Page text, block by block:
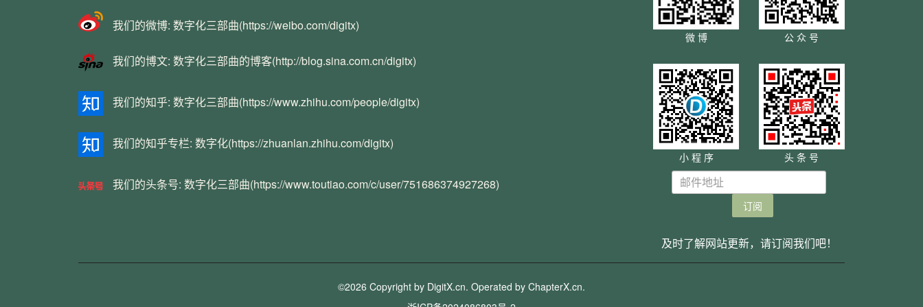
我们的微博: 数字化三部曲(https://weibo.com/digitx)
我们的博文: 数字化三部曲的博客(http://blog.sina.com.cn/digitx)
我们的知乎: 数字化三部曲(https://www.zhihu.com/people/digitx)
我们的知乎专栏: 数字化(https://zhuanlan.zhihu.com/digitx)
我们的头条号: 数字化三部曲(https://www.toutiao.com/c/user/751686374927268)
微 博 公 众 号
小 程 序 头 条 号
及时了解网站更新，请订阅我们吧！
©2026 Copyright by DigitX.cn. Operated by ChapterX.cn.